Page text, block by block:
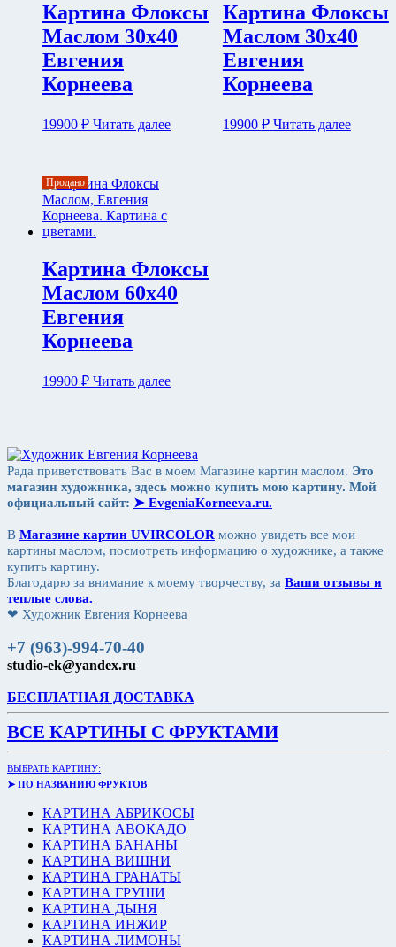
Картина Флоксы
Маслом 30х40
Евгения
Корнеева
19900 ₽ Читать далее
Картина Флоксы
Маслом 30х40
Евгения
Корнеева
19900 ₽ Читать далее
Продано
Картина Флоксы
Маслом 60х40
Евгения
Корнеева
19900 ₽ Читать далее
Рада приветствовать Вас в моем Магазине картин маслом. Это
магазин художника, здесь можно купить мою картину. Мой
официальный сайт: ➤ ЕvgeniaКorneeva.ru.
В Магазине картин UVIRCOLOR можно увидеть все мои
картины маслом, посмотреть информацию о художнике, а также
купить картину.
Благодарю за внимание к моему творчеству, за Ваши отзывы и
теплые слова.
❤ Художник Евгения Корнеева
+7 (963)-994-70-40
studio-ek@yandex.ru
БЕСПЛАТНАЯ ДОСТАВКА
ВСЕ КАРТИНЫ С ФРУКТАМИ
ВЫБРАТЬ КАРТИНУ:
➤ ПО НАЗВАНИЮ ФРУКТОВ
КАРТИНА АБРИКОСЫ
КАРТИНА АВОКАДО
КАРТИНА БАНАНЫ
КАРТИНА ВИШНИ
КАРТИНА ГРАНАТЫ
КАРТИНА ГРУШИ
КАРТИНА ДЫНЯ
КАРТИНА ИНЖИР
КАРТИНА ЛИМОНЫ